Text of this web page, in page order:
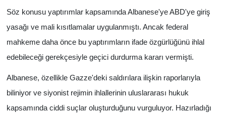
Söz konusu yaptırımlar kapsamında Albanese'ye ABD'ye giriş
yasağı ve mali kısıtlamalar uygulanmıştı. Ancak federal
mahkeme daha önce bu yaptırımların ifade özgürlüğünü ihlal
edebileceği gerekçesiyle geçici durdurma kararı vermişti.
Albanese, özellikle Gazze'deki saldırılara ilişkin raporlarıyla
biliniyor ve siyonist rejimin ihlallerinin uluslararası hukuk
kapsamında ciddi suçlar oluşturduğunu vurguluyor. Hazırladığı